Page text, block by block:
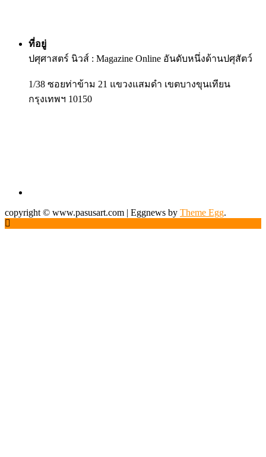
ที่อยู่
ปศุศาสตร์ นิวส์ : Magazine Online อันดับหนึ่งด้านปศุสัตว์
1/38 ซอยท่าข้าม 21 แขวงแสมดำ เขตบางขุนเทียน
กรุงเทพฯ 10150
copyright © www.pasusart.com | Eggnews by Theme Egg.